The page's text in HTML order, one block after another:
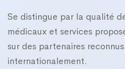
Se distingue par la qualité
médicaux et services
sur des partenaires reconnus
internationalement.